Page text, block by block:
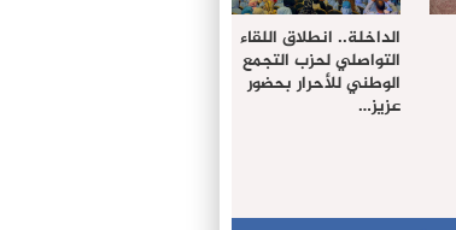
الداخلة.. انطلاق اللقاء
التواصلي لحزب التجمع
الوطني للأحرار بحضور
عزيز…